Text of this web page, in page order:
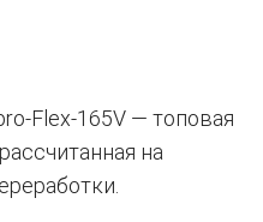
Flex-165V — топовая
на